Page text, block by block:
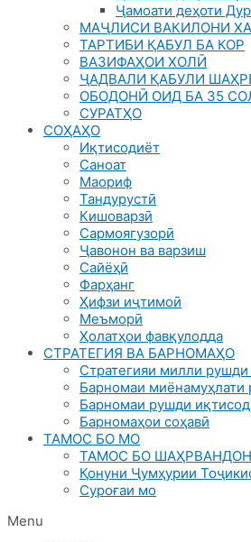
Ҷамоати деҳоти
МАҶЛИСИ ВАКИЛОНИ
ТАРТИБИ ҚАБУЛ БА КОР
ВАЗИФАҲОИ ХОЛӢ
ҶАДВАЛИ ҚАБУЛИ
ОБОДОНӢ ОИД БА 35
СУРАТҲО
СОҲАҲО
Иқтисодиёт
Саноат
Маориф
Тандурустӣ
Кишоварзӣ
Сармоягузорӣ
Ҷавонон ва варзиш
Сайёҳӣ
Фарҳанг
Ҳифзи иҷтимоӣ
Меъморӣ
Ҳолатҳои фавқулодда
СТРАТЕГИЯ ВА БАРНОМАҲО
Стратегияи милли
Барномаи
Барномаи рушди
Барномаҳои соҳавӣ
ТАМОС БО МО
ТАМОС БО ШАҲРВАНДОН
Қонуни Ҷумҳурии
Суроғаи мо
Menu